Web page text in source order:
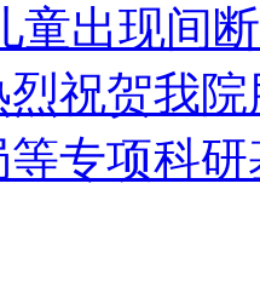
童出现间
烈祝贺我
等专项科